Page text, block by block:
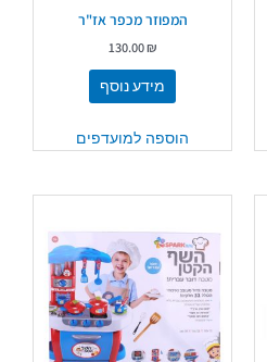
המפוזר מכפר אז"ר
130.00₪
מידע נוסף
הוספה למועדפים